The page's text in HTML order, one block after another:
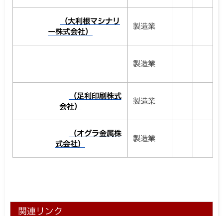
（大利根マシナリ
ー株式会社）
製造業
製造業
（足利印刷株式
会社）
製造業
（オグラ金属株
式会社）
製造業
関連リンク